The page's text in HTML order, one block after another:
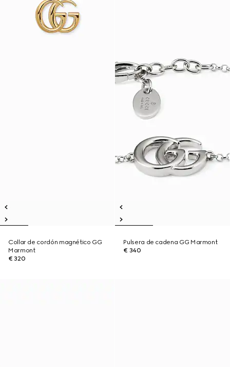
Collar de cordón magnético GG
Marmont
€ 320
Pulsera de cadena GG Marmont
€ 340